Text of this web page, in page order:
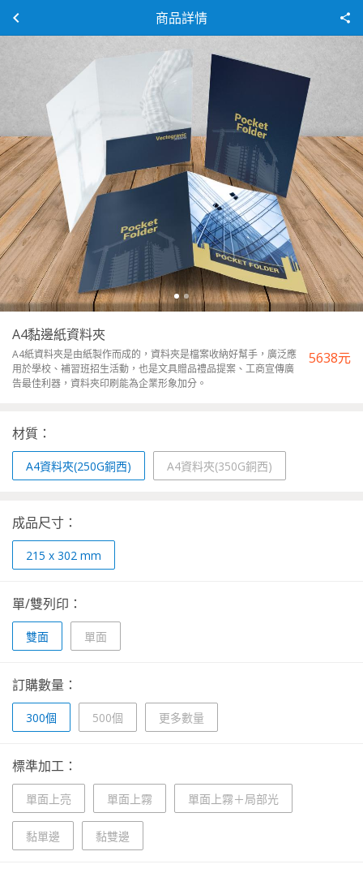
商品詳情
A4黏邊紙資料夾
A4紙資料夾是由紙製作而成的，資料夾是檔案收納好幫手，廣泛應
用於學校、補習班招生活動，也是文具贈品禮品提案、工商宣傳廣
告最佳利器，資料夾印刷能為企業形象加分。
5638元
材質：
A4資料夾(250G銅西) A4資料夾(350G銅西)
成品尺寸：
215 x 302 mm
單/雙列印：
雙面 單面
訂購數量：
300個 500個 更多數量
標準加工：
單面上亮 單面上霧 單面上霧＋局部光
黏單邊 黏雙邊